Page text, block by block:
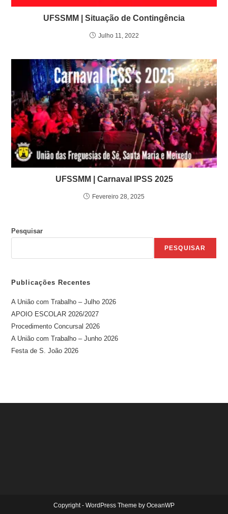
UFSSMM | Situação de Contingência
Julho 11, 2022
UFSSMM | Carnaval IPSS 2025
Fevereiro 28, 2025
Pesquisar
PESQUISAR
Publicações Recentes
A União com Trabalho – Julho 2026
APOIO ESCOLAR 2026/2027
Procedimento Concursal 2026
A União com Trabalho – Junho 2026
Festa de S. João 2026
Copyright - WordPress Theme by OceanWP